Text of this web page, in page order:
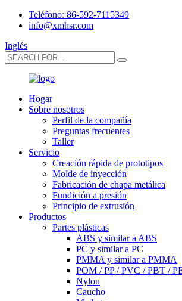
Teléfono: 86-592-7115349
info@xmhsr.com
Inglés
Hogar
Sobre nosotros
Perfil de la compañía
Preguntas frecuentes
Taller
Servicio
Creación rápida de prototipos
Molde de inyección
Fabricación de chapa metálica
Fundición a presión
Principio de extrusión
Productos
Partes plásticas
ABS y similar a ABS
PC y similar a PC
PMMA y similar a PMMA
POM / PP / PVC / PBT /
Nylon
Caucho